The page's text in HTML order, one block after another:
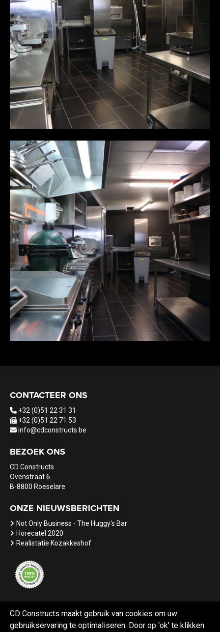
CD Constructs maakt gebruik van cookies om uw
gebruikservaring te optimaliseren. Door op ‘ok’ te klikken
CONTACTEER ONS
+32 (0)51 22 31 31
+32 (0)51 22 71 53
info@cdconstructs.be
BEZOEK ONS
CD Constructs
Ovenstraat 6
B-8800 Roeselare
ONZE NIEUWSBERICHTEN
Not Only Business - The Huggy's Bar
Horecatel 2020
Realistatie Kozakkeshof